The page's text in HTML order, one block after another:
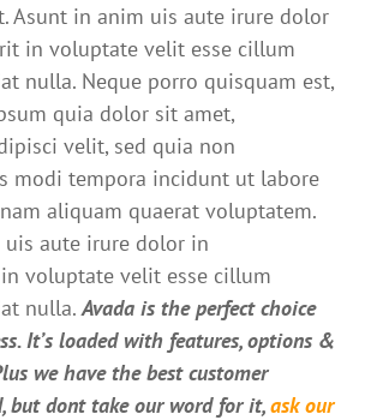
Asunt in anim uis aute irure dolor
in voluptate velit esse cillum
nulla. Neque porro quisquam est,
quia dolor sit amet,
velit, sed quia non
modi tempora incidunt ut labore
aliquam quaerat voluptatem.
aute irure dolor in
voluptate velit esse cillum
nulla.Avada is the perfect choice
It’s loaded with features, options &
we have the best customer
but dont take our word for it,ask our